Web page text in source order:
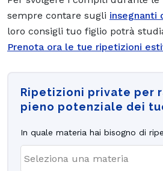
sempre contare sugli insegnanti
loro consigli tuo figlio potrà
Prenota ora le tue ripetizioni
Ripetizioni private per
pieno potenziale dei
In quale materia hai bisogno di